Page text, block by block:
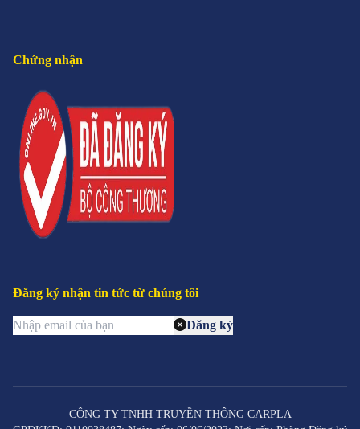
Chứng nhận
Đăng ký nhận tin tức từ chúng tôi
Đăng ký
CÔNG TY TNHH TRUYỀN THÔNG CARPLA